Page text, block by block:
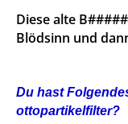
Diese alte
Blödsinn und
Du hast
ottopartikelfilter?